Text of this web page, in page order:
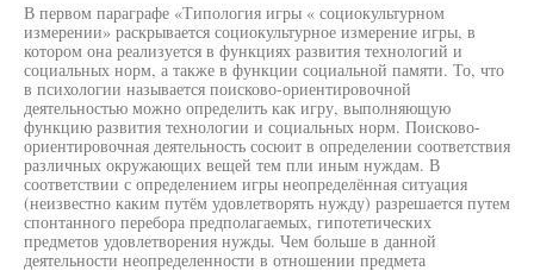
В первом параграфе «Типология игры « социокультурном
измерении» раскрывается социокультурное измерение игры, в
котором она реализуется в функциях развития технологий и
социальных норм, а также в функции социальной памяти. То, что
в психологии называется поисково-ориентировочной
деятельностью можно определить как игру, выполняющую
функцию развития технологии и социальных норм. Поисково-
ориентировочная деятельность сосюит в определении соответствия
различных окружающих вещей тем пли иным нуждам. В
соответствии с определением игры неопределённая ситуация
(неизвестно каким путём удовлетворять нужду) разрешается путем
спонтанного перебора предполагаемых, гипотетических
предметов удовлетворения нужды. Чем больше в данной
деятельности неопределенности в отношении предмета